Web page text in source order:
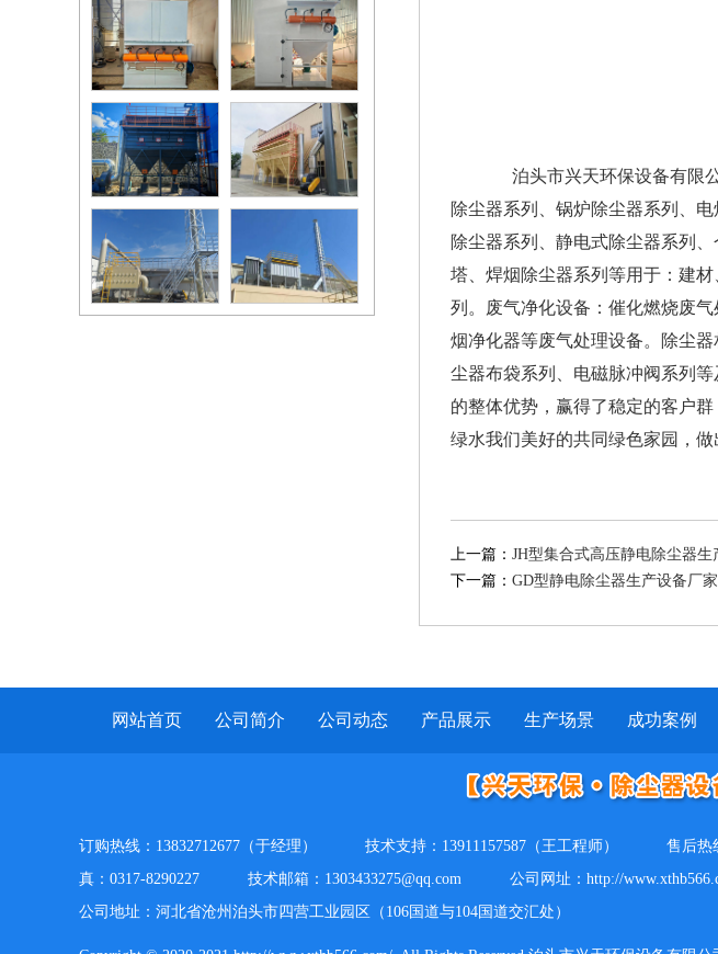
泊头市兴天环保设备有限公
除尘器系列、锅炉除尘器系列、
除尘器系列、静电式除尘器系列
塔、焊烟除尘器系列等用于：建
列。废气净化设备：催化燃烧废
烟净化器等废气处理设备。除尘
尘器布袋系列、电磁脉冲阀系列
的整体优势，赢得了稳定的客户
绿水我们美好的共同绿色家园，做
上一篇： JH型集合式高压静电除尘器生
下一篇： GD型静电除尘器生产设备厂家
网站首页 公司简介 公司动态 产品展示 生产场景 成功案例
订购热线：13832712677（于经理） 技术支持：13911157587（王工程师） 售后热
真：0317-8290227
技术邮箱：1303433275@qq.com
公司网址：http://
公司地址：河北省沧州泊头市四营工业园区（106国道与104国道交汇处）